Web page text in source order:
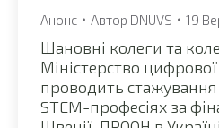
Анонс Автор DNUVS 19
Шановні колеги та
Міністерство
проводить стажування
STEM-професіях за